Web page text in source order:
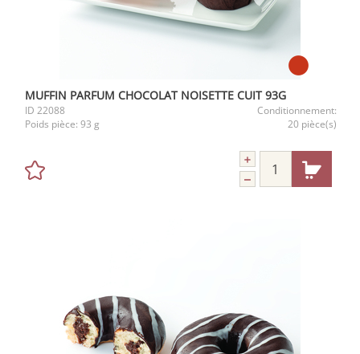
MUFFIN PARFUM CHOCOLAT NOISETTE CUIT 93G
ID 22088
Conditionnement:
Poids pièce: 93 g 20 pièce(s)